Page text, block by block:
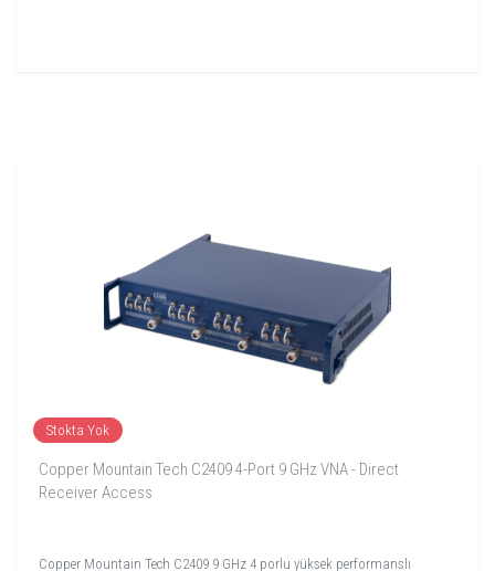
Stokta Yok
Copper Mountain Tech C2409 4-Port 9 GHz VNA - Direct
Receiver Access
Copper Mountain Tech C2409 9 GHz 4 porlu yüksek performanslı